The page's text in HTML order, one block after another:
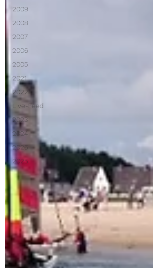
2009
2008
2007
2006
2005
2021
2022
Live-Feed
2023
2024
2026
2025